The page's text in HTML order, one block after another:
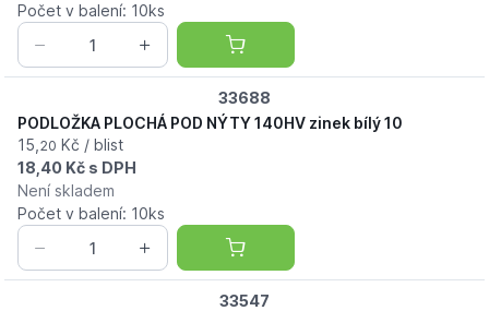
Počet v balení: 10ks
33688
PODLOŽKA PLOCHÁ POD NÝTY 140HV zinek bílý 10
15, 20 Kč / blist
18,40 Kč s DPH
Není skladem
Počet v balení: 10ks
33547